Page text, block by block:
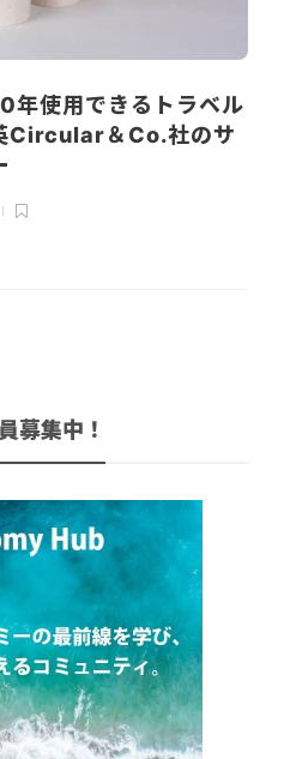
年使用できるトラベル
Circular＆Co.社のサ
募集中！